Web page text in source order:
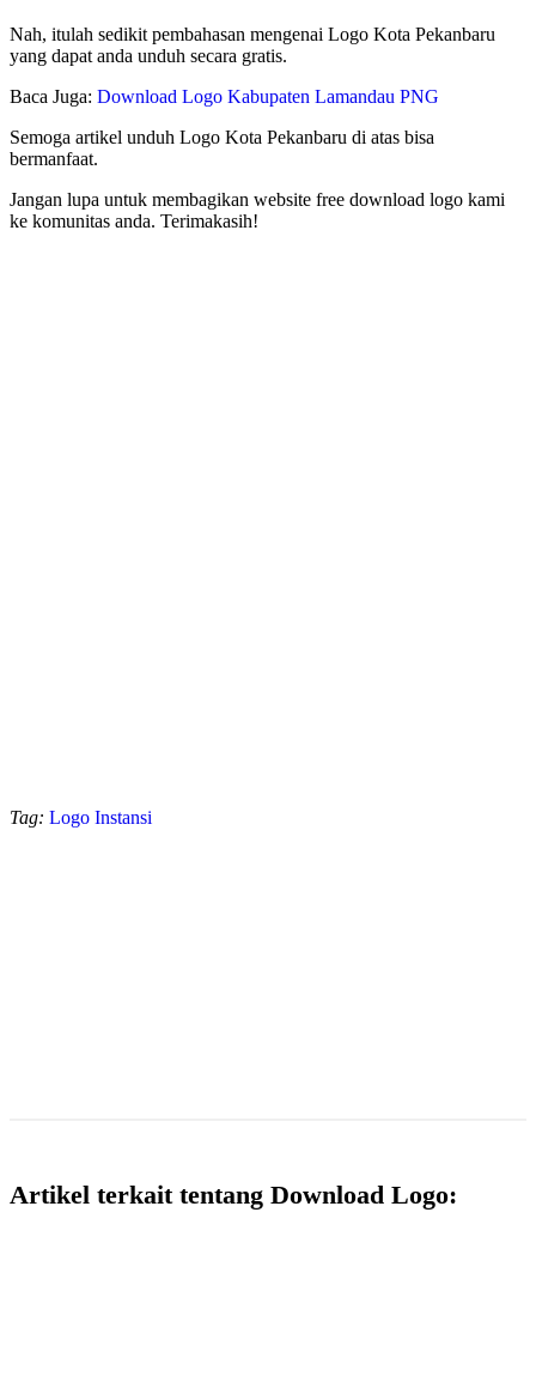
Nah, itulah sedikit pembahasan mengenai Logo Kota Pekanbaru
yang dapat anda unduh secara gratis.
Baca Juga: Download Logo Kabupaten Lamandau PNG
Semoga artikel unduh Logo Kota Pekanbaru di atas bisa
bermanfaat.
Jangan lupa untuk membagikan website free download logo kami
ke komunitas anda. Terimakasih!
Tag: Logo Instansi
Artikel terkait tentang Download Logo: